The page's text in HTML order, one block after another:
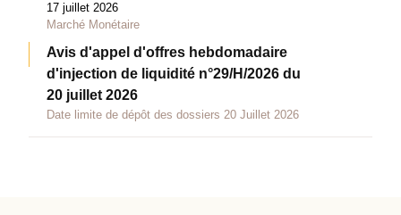
17 juillet 2026
Marché Monétaire
Avis d'appel d'offres hebdomadaire
d'injection de liquidité n°29/H/2026 du
20 juillet 2026
Date limite de dépôt des dossiers 20 Juillet 2026